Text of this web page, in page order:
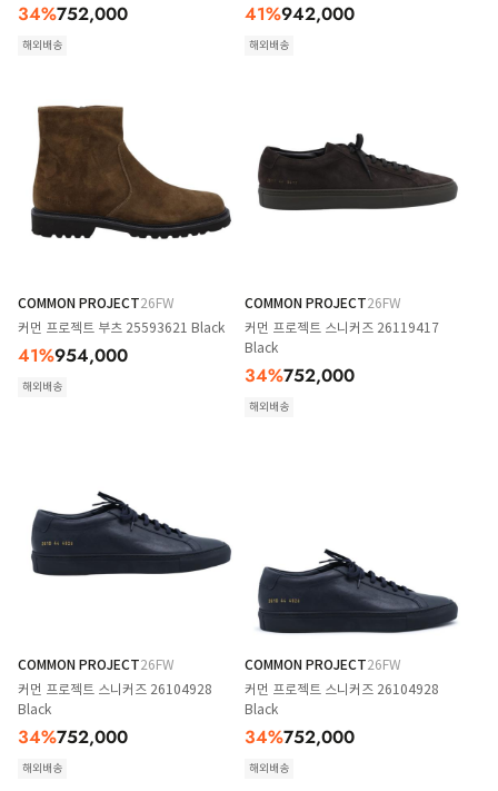
34%752,000
해외배송
41%942,000
해외배송
COMMON PROJECT26FW
커먼 프로젝트 부츠 25593621 Black
41%954,000
해외배송
COMMON PROJECT26FW
커먼 프로젝트 스니커즈 26119417
Black
34%752,000
해외배송
COMMON PROJECT26FW
커먼 프로젝트 스니커즈 26104928
Black
34%752,000
해외배송
COMMON PROJECT26FW
커먼 프로젝트 스니커즈 26104928
Black
34%752,000
해외배송